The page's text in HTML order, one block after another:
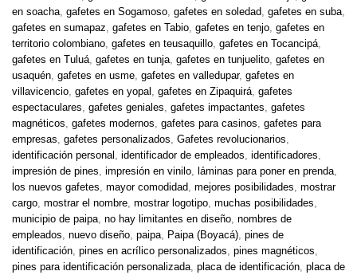
en soacha gafetes en Sogamoso gafetes en soledad gafetes en suba
gafetes en sumapaz gafetes en Tabio gafetes en tenjo gafetes en
territorio colombiano gafetes en teusaquillo gafetes en Tocancipá
gafetes en Tuluá gafetes en tunja gafetes en tunjuelito gafetes en
usaquén gafetes en usme gafetes en valledupar, gafetes en
villavicencio gafetes en yopal gafetes en Zipaquirá gafetes
espectaculares gafetes geniales gafetes impactantes gafetes
magnéticos gafetes modernos gafetes para casinos gafetes para
empresas gafetes personalizados Gafetes revolucionarios
identificación personal identificador de empleados identificadores
impresión de pines impresión en vinilo láminas para poner en prenda
los nuevos gafetes mayor comodidad mejores posibilidades mostrar
cargo mostrar el nombre mostrar logotipo muchas posibilidades
municipio de paipa no hay limitantes en diseño nombres de
empleados nuevo diseño paipa Paipa (Boyacá) pines de
identificación pines en acrílico personalizados pines magnéticos
pines para identificación personalizada placa de identificación placa de